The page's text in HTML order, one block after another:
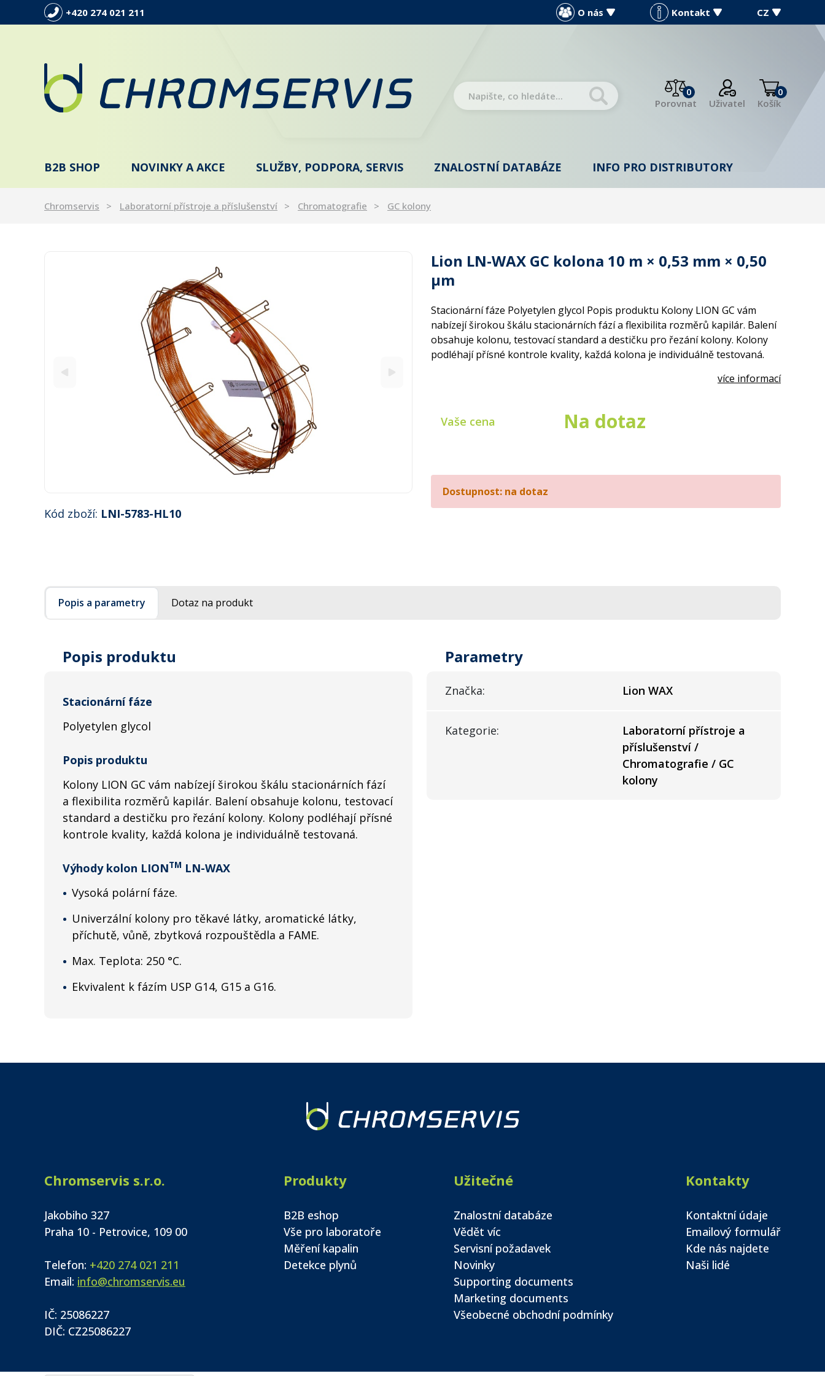
+420 274 021 211 O nás Kontakt CZ
0
Porovnat
Uživatel
0
Košík
B2B SHOP NOVINKY A AKCE SLUŽBY, PODPORA, SERVIS ZNALOSTNÍ DATABÁZE INFO PRO DISTRIBUTORY
Chromservis Laboratorní přístroje a příslušenství Chromatografie GC kolony
Lion LN-WAX GC kolona 10 m × 0,53 mm × 0,50
µm
Kód zboží: LNI-5783-HL10
Stacionární fáze Polyetylen glycol Popis produktu Kolony LION GC vám
nabízejí širokou škálu stacionárních fází a flexibilita rozměrů kapilár. Balení
obsahuje kolonu, testovací standard a destičku pro řezání kolony. Kolony
podléhají přísné kontrole kvality, každá kolona je individuálně testovaná.
více informací
Vaše cena Na dotaz
Dostupnost: na dotaz
Popis a parametry Dotaz na produkt
Popis produktu
Stacionární fáze
Polyetylen glycol
Popis produktu
Kolony LION GC vám nabízejí širokou škálu stacionárních fází
a flexibilita rozměrů kapilár. Balení obsahuje kolonu, testovací
standard a destičku pro řezání kolony. Kolony podléhají přísné
kontrole kvality, každá kolona je individuálně testovaná.
Výhody kolon LIONTM LN-WAX
Vysoká polární fáze.
Univerzální kolony pro těkavé látky, aromatické látky,
příchutě, vůně, zbytková rozpouštědla a FAME.
Max. Teplota: 250 °C.
Ekvivalent k fázím USP G14, G15 a G16.
Parametry
Značka: Lion WAX
Kategorie:
Laboratorní přístroje a
příslušenství /
Chromatografie / GC
kolony
Chromservis s.r.o.
Jakobiho 327
Praha 10 - Petrovice, 109 00
Telefon: +420 274 021 211
Email: info@chromservis.eu
IČ: 25086227
DIČ: CZ25086227
Produkty
B2B eshop
Vše pro laboratoře
Měření kapalin
Detekce plynů
Užitečné
Znalostní databáze
Vědět víc
Servisní požadavek
Novinky
Supporting documents
Marketing documents
Všeobecné obchodní podmínky
Kontakty
Kontaktní údaje
Emailový formulář
Kde nás najdete
Naši lidé